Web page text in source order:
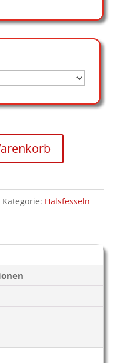
Kategorie: Halsfesseln